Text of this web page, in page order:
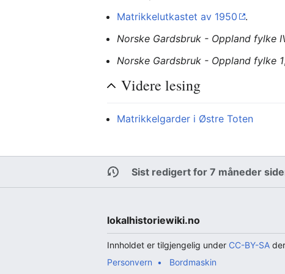
Matrikkelutkastet av 1950
.
Norske Gardsbruk - Oppland fylke
Norske Gardsbruk - Oppland fylke 1
Videre lesing
Matrikkelgarder i Østre Toten
Sist redigert for 7 måneder
lokalhistoriewiki.no
Innholdet er tilgjengelig under CC-BY-SA
Personvern
Bordmaskin